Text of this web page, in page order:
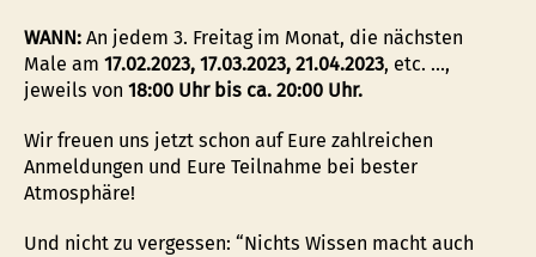
WANN: An jedem 3. Freitag im Monat, die nächsten
Male am 17.02.2023, 17.03.2023, 21.04.2023, etc. …,
jeweils von 18:00 Uhr bis ca. 20:00 Uhr.
Wir freuen uns jetzt schon auf Eure zahlreichen
Anmeldungen und Eure Teilnahme bei bester
Atmosphäre!
Und nicht zu vergessen: “Nichts Wissen macht auch